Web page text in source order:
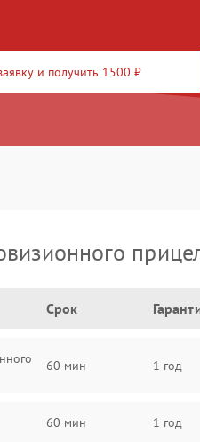
и получить 1500 ₽
Срок
60 мин 1 год
60 мин 1 год